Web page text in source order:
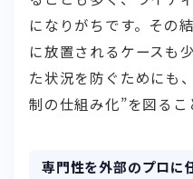
になりがちです。その
に放置されるケースも
た状況を防ぐためにも
制の仕組み化”を図るこ
専門性を外部のプロに